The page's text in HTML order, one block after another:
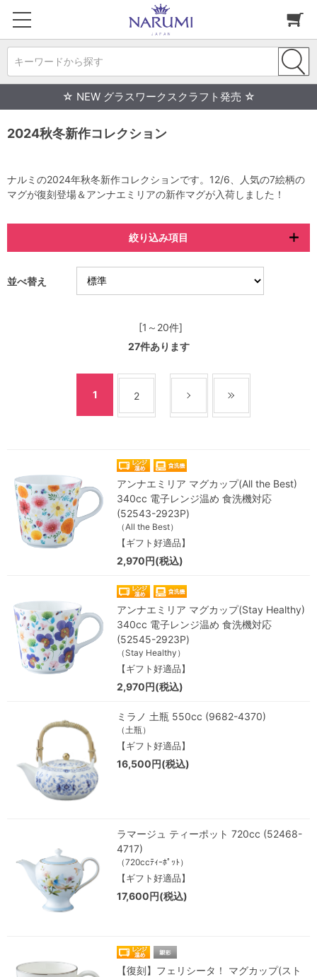
キーワードから探す
☆ NEW グラスワークスクラフト発売 ☆
2024秋冬新作コレクション
ナルミの2024年秋冬新作コレクションです。12/6、人気の7絵柄の
マグが復刻登場＆アンナエミリアの新作マグが入荷しました！
絞り込み項目
並べ替え
[1～20件]
27件あります
1 2
アンナエミリア マグカップ(All the Best)
340cc 電子レンジ温め 食洗機対応
(52543-2923P)
（All the Best）
【ギフト好適品】
2,970円(税込)
アンナエミリア マグカップ(Stay Healthy)
340cc 電子レンジ温め 食洗機対応
(52545-2923P)
（Stay Healthy）
【ギフト好適品】
2,970円(税込)
ミラノ 土瓶 550cc (9682-4370)
（土瓶）
【ギフト好適品】
16,500円(税込)
ラマージュ ティーポット 720cc (52468-
4717)
（720ccﾃｨｰﾎﾟｯﾄ）
【ギフト好適品】
17,600円(税込)
【復刻】フェリシータ！ マグカップ(スト